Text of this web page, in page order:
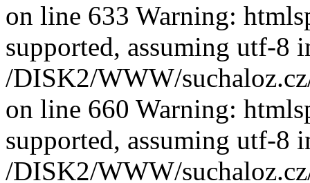
on line 633 Warning:
supported, assuming utf-8
/DISK2/WWW/
on line 660 Warning:
supported, assuming utf-8
/DISK2/WWW/